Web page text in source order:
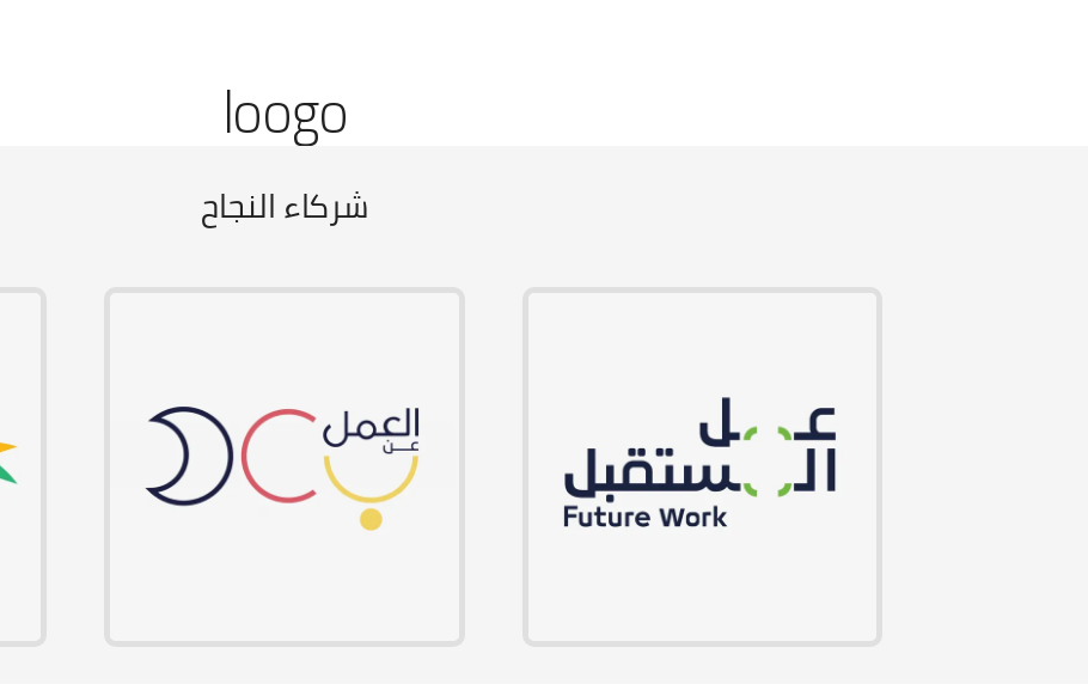
loogo
شركاء النجاح